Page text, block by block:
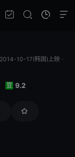
2014-10-17(韩国)上映 ·
豆 9.2